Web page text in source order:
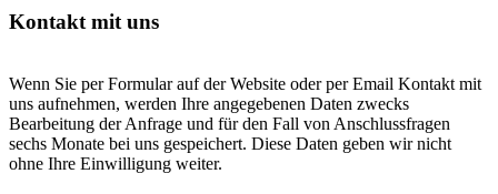
Kontakt mit uns
Wenn Sie per Formular auf der Website oder per Email Kontakt mit
uns aufnehmen, werden Ihre angegebenen Daten zwecks
Bearbeitung der Anfrage und für den Fall von Anschlussfragen
sechs Monate bei uns gespeichert. Diese Daten geben wir nicht
ohne Ihre Einwilligung weiter.